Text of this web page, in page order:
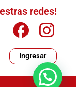
redes!
Ingresar